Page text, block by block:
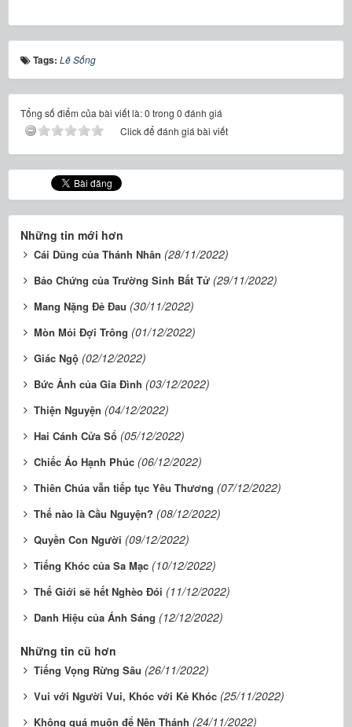
Tags: Lẽ Sống
Tổng số điểm của bài viết là: 0 trong 0 đánh giá
Click để đánh giá bài viết
Những tin mới hơn
Cái Dũng của Thánh Nhân (28/11/2022)
Bảo Chứng của Trường Sinh Bất Tử (29/11/2022)
Mang Nặng Ðẻ Ðau (30/11/2022)
Mòn Mỏi Ðợi Trông (01/12/2022)
Giác Ngộ (02/12/2022)
Bức Ảnh của Gia Ðình (03/12/2022)
Thiện Nguyện (04/12/2022)
Hai Cánh Cửa Sổ (05/12/2022)
Chiếc Áo Hạnh Phúc (06/12/2022)
Thiên Chúa vẫn tiếp tục Yêu Thương (07/12/2022)
Thế nào là Cầu Nguyện? (08/12/2022)
Quyền Con Người (09/12/2022)
Tiếng Khóc của Sa Mạc (10/12/2022)
Thế Giới sẽ hết Nghèo Ðói (11/12/2022)
Danh Hiệu của Ánh Sáng (12/12/2022)
Những tin cũ hơn
Tiếng Vọng Rừng Sâu (26/11/2022)
Vui với Người Vui, Khóc với Kẻ Khóc (25/11/2022)
Không quá muộn để Nên Thánh (24/11/2022)